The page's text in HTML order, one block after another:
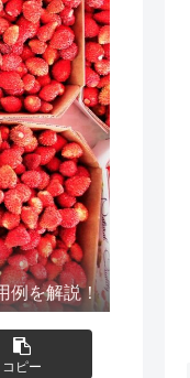
例を解説！
コピー